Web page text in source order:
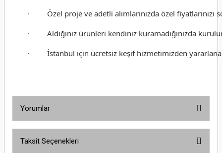
· Özel proje ve adetli alımlarınızda özel fiyatlarınızı
· Aldığınız ürünleri kendiniz kuramadığınızda
· İstanbul için ücretsiz keşif hizmetimizden
Yorumlar
Taksit Seçenekleri